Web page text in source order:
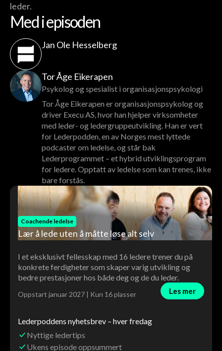
leder.
Med i episoden
Jan Ole Hesselberg
Tor Åge Eikerapen
Psykolog og spesialist i organisasjonspsykologi
Tor Åge Eikerapen er organisasjonspsykolog og
driver Execu AS, hvor han hjelper virksomheter
med leder- og ledergruppeutvikling. Han er vert
for Lederpodden, en av Norges mest lyttede
podcaster om ledelse, og står bak
Lederprogrammet – et hybrid utviklingsprogram
for ledere. Opptatt av ledelse som kan trenes, ikke
bare forstås.
Lederpoddens nyhetsbrev – hver fredag
Nyttige ledertips
Ukens episode oppsummert
Coachende ledelse
Lær å lede uten å måtte løse alt selv
I et eksklusivt fellesskap med 16 ledere trener du på
konkrete ferdigheter som skaper varig utvikling og
bedre prestasjoner hos både deg og de du leder.
Oppstart januar 2027 | Kun 16 plasser Les mer